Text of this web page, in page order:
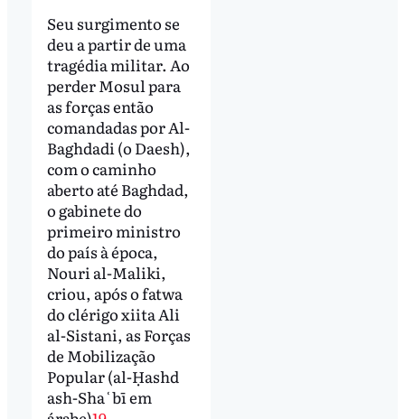
Seu surgimento se
deu a partir de uma
tragédia militar. Ao
perder Mosul para
as forças então
comandadas por Al-
Baghdadi (o Daesh),
com o caminho
aberto até Baghdad,
o gabinete do
primeiro ministro
do país à época,
Nouri al-Maliki,
criou, após o fatwa
do clérigo xiita Ali
al-Sistani, as Forças
de Mobilização
Popular (al-Ḥashd
ash-Shaʿbī em